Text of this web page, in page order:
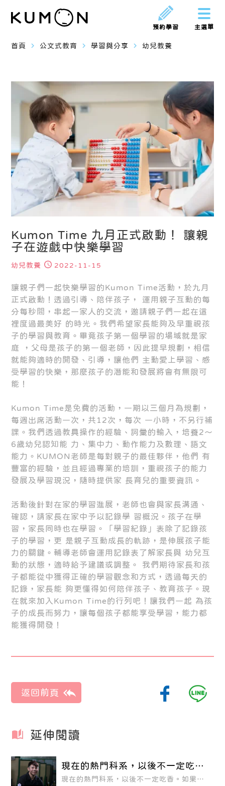
主選單
預約學習
首頁 navigate_next 公文式教育 navigate_next 學習與分享 navigate_next 幼兒教養
Kumon Time 九月正式啟動！ 讓親
子在遊戲中快樂學習
幼兒教養 2022-11-15
讓親子們一起快樂學習的Kumon Time活動，於九月
正式啟動！透過引導、陪伴孩子， 運用親子互動的每
分每秒間，串起一家人的交流，邀請親子們一起在這
裡度過最美好 的時光。我們希望家長能夠及早重視孩
子的學習與教育。畢竟孩子第一個學習的場域就是家
庭 ，父母是孩子的第一個老師，因此提早規劃，相信
就能夠適時的開發、引導，讓他們 主動愛上學習、感
受學習的快樂，那麼孩子的潛能和發展將會有無限可
能！
Kumon Time是免費的活動，一期以三個月為規劃，
每週出席活動一次，共12次，每次 一小時，不另行補
課。我們透過教具操作的經驗、詞彙的輸入，培養2～
6歲幼兒認知能 力、集中力、動作能力及數理、語文
能力。KUMON老師是每對親子的最佳夥伴，他們 有
豐富的經驗，並且經過專業的培訓，重視孩子的能力
發展及學習現況，隨時提供家 長育兒的重要資訊。
活動後針對在家的學習進展，老師也會與家長溝通、
確認，請家長在家中予以記錄學 習概況。孩子在學
習，家長同時也在學習。「學習紀錄」表除了記錄孩
子的學習，更 是親子互動成長的軌跡，是伸展孩子能
力的關鍵。輔導老師會運用記錄表了解家長與 幼兒互
動的狀態，適時給予建議或調整。 我們期待家長和孩
子都能從中獲得正確的學習觀念和方式，透過每天的
記錄，家長能 夠更懂得如何陪伴孩子、教育孩子。現
在就來加入Kumon Time的行列吧！讓我們一起 為孩
子的成長而努力，讓每個孩子都能享受學習，能力都
能獲得開發！
延伸閱讀
現在的熱門科系，以後不一定吃
香！ 大學最夯科系大解密
現在的熱門科系，以後不一定吃香。如果想